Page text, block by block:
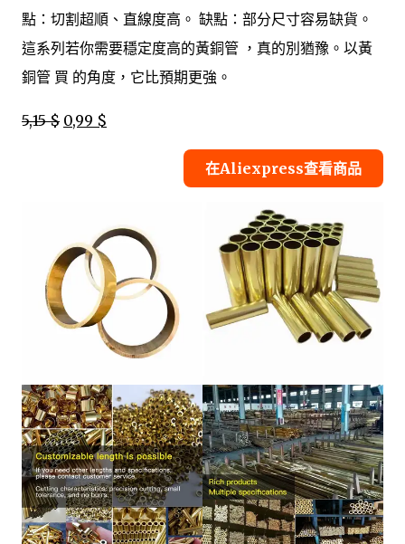
點：切割超順、直線度高。 缺點：部分尺寸容易缺貨。
這系列若你需要穩定度高的黃銅管 ，真的別猶豫。以黃
銅管 買 的角度，它比預期更強。
5,15 $ 0,99 $
在Aliexpress查看商品